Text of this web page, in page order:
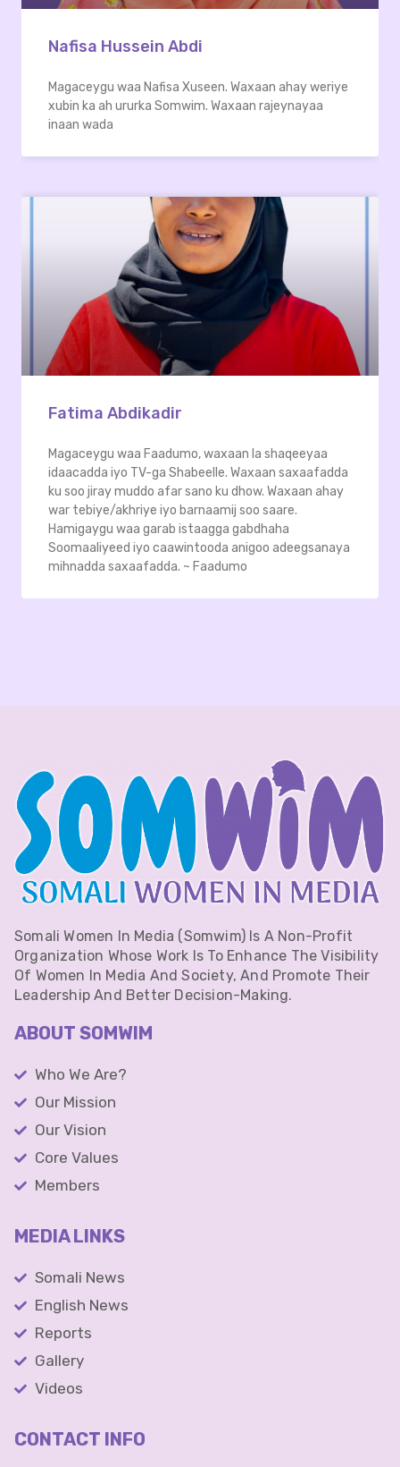
Nafisa Hussein Abdi
Magaceygu waa Nafisa Xuseen. Waxaan ahay weriye
xubin ka ah ururka Somwim. Waxaan rajeynayaa
inaan wada
Fatima Abdikadir
Magaceygu waa Faadumo, waxaan la shaqeeyaa
idaacadda iyo TV-ga Shabeelle. Waxaan saxaafadda
ku soo jiray muddo afar sano ku dhow. Waxaan ahay
war tebiye/akhriye iyo barnaamij soo saare.
Hamigaygu waa garab istaagga gabdhaha
Soomaaliyeed iyo caawintooda anigoo adeegsanaya
mihnadda saxaafadda. ~ Faadumo
Somali Women In Media (Somwim) Is A Non-Profit
Organization Whose Work Is To Enhance The Visibility
Of Women In Media And Society, And Promote Their
Leadership And Better Decision-Making.
ABOUT SOMWIM
Who We Are?
Our Mission
Our Vision
Core Values
Members
MEDIA LINKS
Somali News
English News
Reports
Gallery
Videos
CONTACT INFO